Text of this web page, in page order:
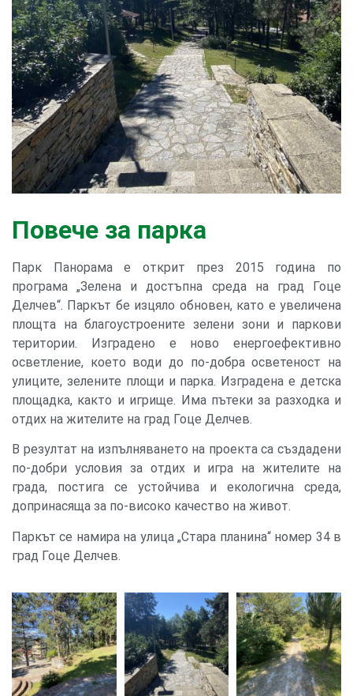
Повече за парка
Парк Панорама е открит през 2015 година по
програма „Зелена и достъпна среда на град Гоце
Делчев“. Паркът бе изцяло обновен, като е увеличена
площта на благоустроените зелени зони и паркови
територии. Изградено е ново енергоефективно
осветление, което води до по-добра осветеност на
улиците, зелените площи и парка. Изградена е детска
площадка, както и игрище. Има пътеки за разходка и
отдих на жителите на град Гоце Делчев.
В резултат на изпълняването на проекта са създадени
по-добри условия за отдих и игра на жителите на
града, постига се устойчива и екологична среда,
допринасяща за по-високо качество на живот.
Паркът се намира на улица „Стара планина“ номер 34 в
град Гоце Делчев.